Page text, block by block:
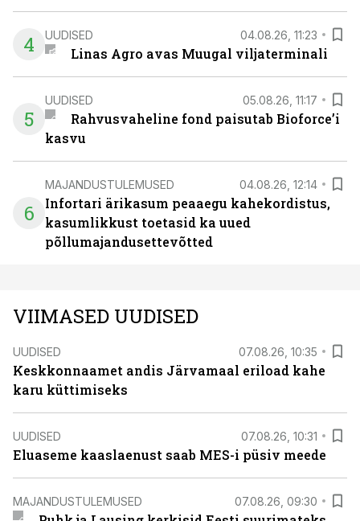
4 UUDISED 04.08.26, 11:23
Linas Agro avas Muugal viljaterminali
5
UUDISED 05.08.26, 11:17
Rahvusvaheline fond paisutab Bioforce’i
kasvu
6
MAJANDUSTULEMUSED 04.08.26, 12:14
Infortari ärikasum peaaegu kahekordistus,
kasumlikkust toetasid ka uued
põllumajandusettevõtted
VIIMASED UUDISED
UUDISED 07.08.26, 10:35
Keskkonnaamet andis Järvamaal eriload kahe
karu küttimiseks
UUDISED 07.08.26, 10:31
Eluaseme kaaslaenust saab MES-i püsiv meede
MAJANDUSTULEMUSED 07.08.26, 09:30